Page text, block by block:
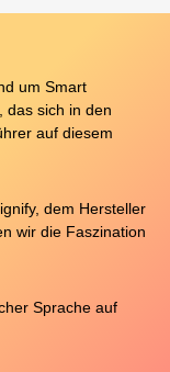
um Smart
das sich in den
auf diesem
dem Hersteller
wir die Faszination
Sprache auf